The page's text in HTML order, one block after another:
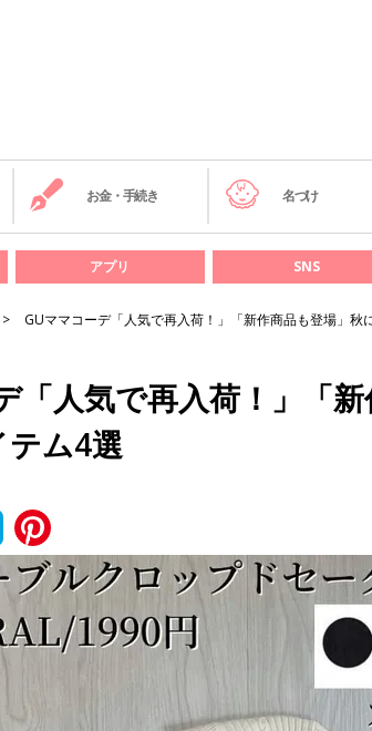
お金・手続き 名づけ
アプリ SNS
GUママコーデ「人気で再入荷！」「新作商品も登場」秋
「人気で再入荷！」「
テム4選